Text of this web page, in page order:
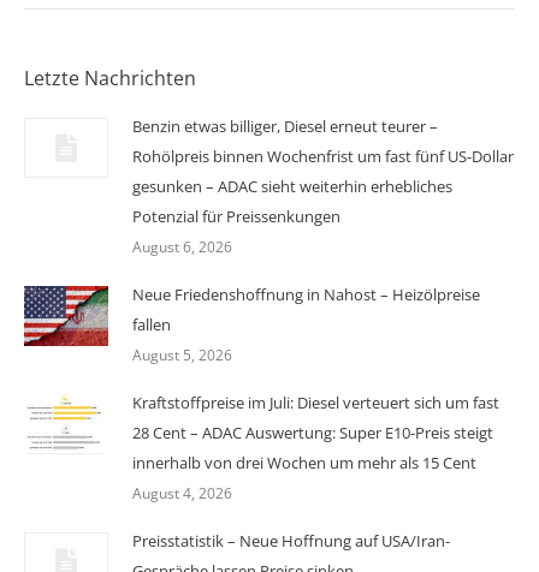
Letzte Nachrichten
Benzin etwas billiger, Diesel erneut teurer –
Rohölpreis binnen Wochenfrist um fast fünf US-Dollar
gesunken – ADAC sieht weiterhin erhebliches
Potenzial für Preissenkungen
August 6, 2026
Neue Friedenshoffnung in Nahost – Heizölpreise
fallen
August 5, 2026
Kraftstoffpreise im Juli: Diesel verteuert sich um fast
28 Cent – ADAC Auswertung: Super E10-Preis steigt
innerhalb von drei Wochen um mehr als 15 Cent
August 4, 2026
Preisstatistik – Neue Hoffnung auf USA/Iran-